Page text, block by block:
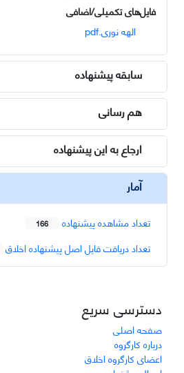
فایل‌های تکمیلی/اضافی
الهه نوری.pdf
سابقه پیشنهاده
هم رسانی
ارجاع به این پیشنهاده
آمار
تعداد مشاهده پیشنهاده 166
تعداد دریافت فایل اصل پیشنهاده اخلاق
دسترسی سریع
صفحه اصلی
درباره کارگروه
اعضای کارگروه اخلاق